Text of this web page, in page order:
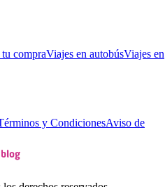
compraViajes en autobúsViajes en
y CondicionesAviso de